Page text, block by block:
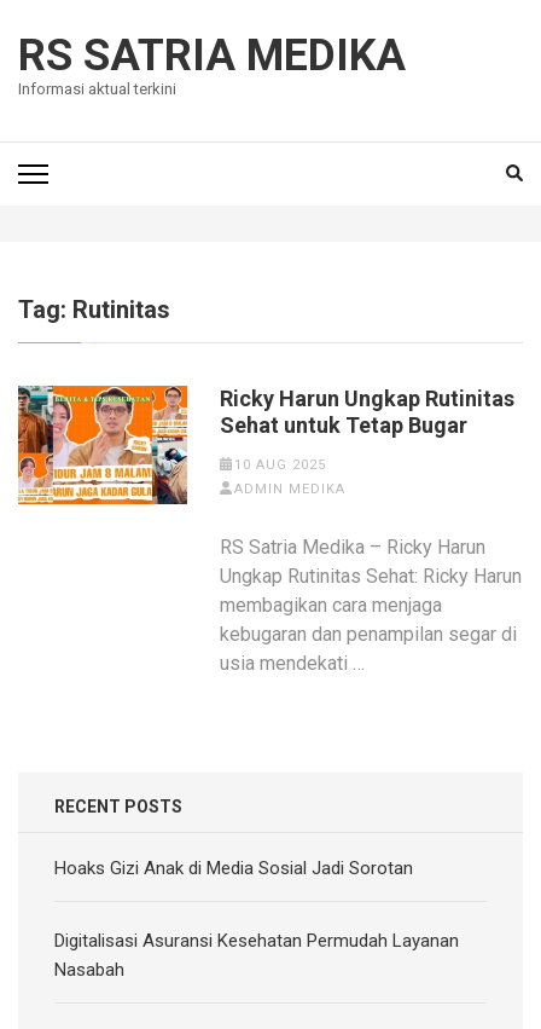
content
(Press
RS SATRIA MEDIKA
Informasi aktual terkini
Tag: Rutinitas
Ricky Harun Ungkap Rutinitas
Sehat untuk Tetap Bugar
10 AUG 2025
ADMIN MEDIKA
RS Satria Medika – Ricky Harun
Ungkap Rutinitas Sehat: Ricky Harun
membagikan cara menjaga
kebugaran dan penampilan segar di
usia mendekati …
RECENT POSTS
Hoaks Gizi Anak di Media Sosial Jadi Sorotan
Digitalisasi Asuransi Kesehatan Permudah Layanan
Nasabah